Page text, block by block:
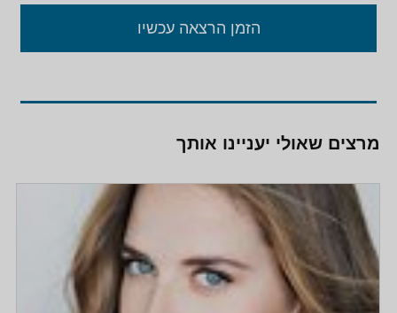
הזמן הרצאה עכשיו
מרצים שאולי יעניינו אותך